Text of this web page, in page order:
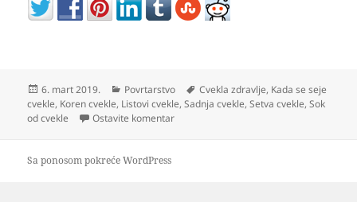
Objavljeno
6. mart 2019. Kategorije
Povrtarstvo Oznake
Cvekla zdravlje, Kada se seje
cvekle, Koren cvekle, Listovi cvekle,Sadnja cvekle,Setva cvekle,Sok
od cvekle
Ostavite komentarna Gajenje cvekle i zašto treba jesti
Sa ponosom pokreće WordPress